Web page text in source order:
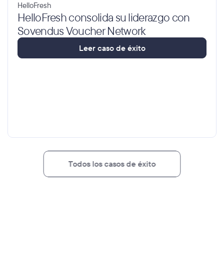
HelloFresh
HelloFresh consolida su liderazgo con
Sovendus Voucher Network
Leer caso de éxito
Todos los casos de éxito